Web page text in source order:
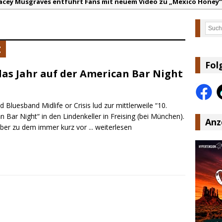
Music Hot News – 2. August 2026: Dolly Parton, Bill
Johnson & The Hollywood Hillbillies kündigen neues Album mit
für Euer Vertrauen: Country.de erreicht täglich rund 10.000
Jahr auf der American Bar Night
Bluesband Midlife or Crisis lud zur mittlerweile “10.
Bar Night“ in den Lindenkeller in Freising (bei München).
zu dem immer kurz vor... weiterlesen